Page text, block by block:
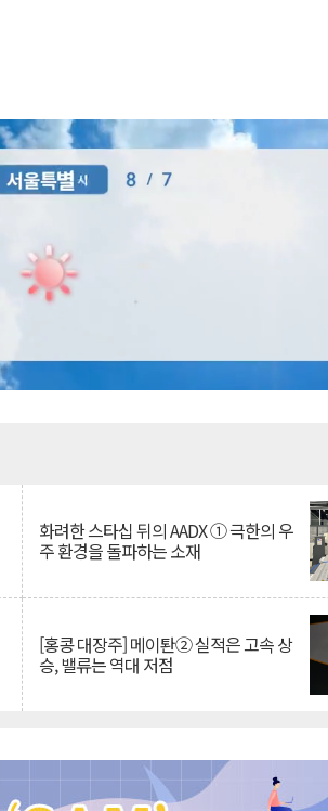
화려한 스타십 뒤의 AADX ① 극한의 우
주 환경을 돌파하는 소재
[홍콩 대장주] 메이퇀② 실적은 고속 상
승, 밸류는 역대 저점